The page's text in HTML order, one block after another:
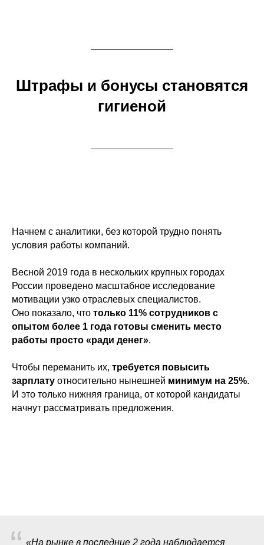
Штрафы и бонусы становятся
гигиеной
Начнем с аналитики, без которой трудно понять
условия работы компаний.
Весной 2019 года в нескольких крупных городах
России проведено масштабное исследование
мотивации узко отраслевых специалистов.
Оно показало, что только 11% сотрудников с
опытом более 1 года готовы сменить место
работы просто «ради денег».
Чтобы переманить их, требуется повысить
зарплату относительно нынешней минимум на 25%.
И это только нижняя граница, от которой кандидаты
начнут рассматривать предложения.
«На рынке в последние 2 года наблюдается